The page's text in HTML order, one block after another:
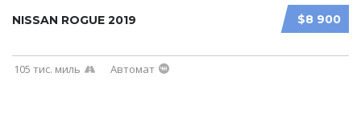
$8 900
NISSAN ROGUE 2019
105 тис. миль Автомат